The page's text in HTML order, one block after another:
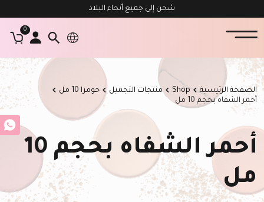
شحن إلى جميع أنحاء البلاد
0
الصفحة الرئيسية Shop منتجات التجميل
حومرا 10 مل
أحمر الشفاه بحجم 10 مل
أحمر الشفاه بحجم 10
مل